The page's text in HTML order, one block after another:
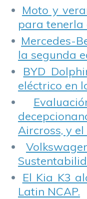
Moto y
para tenerla
Mercedes-
la segunda
BYD
eléctrico en
Aircross, y
El Kia K3
Latin NCAP.